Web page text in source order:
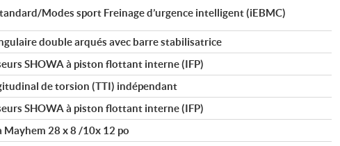
Modes sport Freinage d’urgence intelligent (iEBMC)
double arqués avec barre stabilisatrice
SHOWA à piston flottant interne (IFP)
de torsion (TTI) indépendant
SHOWA à piston flottant interne (IFP)
Mayhem 28 x 8 /10x 12 po